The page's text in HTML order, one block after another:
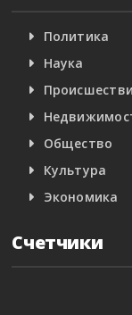
Политика
Наука
Общество
Культура
Экономика
Счетчики